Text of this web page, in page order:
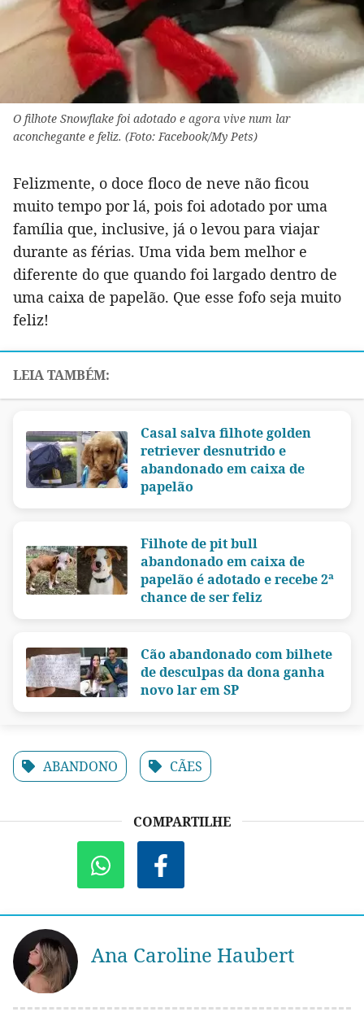
O filhote Snowflake foi adotado e agora vive num lar
aconchegante e feliz. (Foto: Facebook/My Pets)
Felizmente, o doce floco de neve não ficou
muito tempo por lá, pois foi adotado por uma
família que, inclusive, já o levou para viajar
durante as férias. Uma vida bem melhor e
diferente do que quando foi largado dentro de
uma caixa de papelão. Que esse fofo seja muito
feliz!
Casal salva filhote golden
retriever desnutrido e
abandonado em caixa de
papelão
Filhote de pit bull
abandonado em caixa de
papelão é adotado e recebe 2ª
chance de ser feliz
Cão abandonado com bilhete
de desculpas da dona ganha
novo lar em SP
ABANDONO CÃES
COMPARTILHE
Ana Caroline Haubert